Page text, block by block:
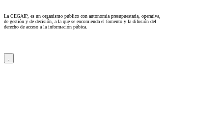
La CEGAIP, es un organismo público con autonomía presupuestaria, operativa,
de gestión y de decisión, a la que se encomienda el fomento y la difusión del
derecho de acceso a la información púbica.